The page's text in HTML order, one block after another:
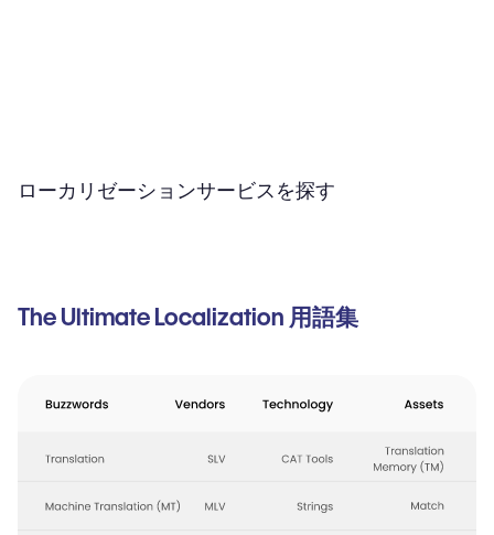
ローカリゼーションサービスを探す
The Ultimate Localization 用語集